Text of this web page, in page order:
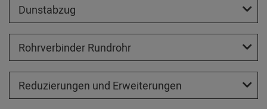
Dunstabzug
Rohrverbinder Rundrohr
Reduzierungen und Erweiterungen